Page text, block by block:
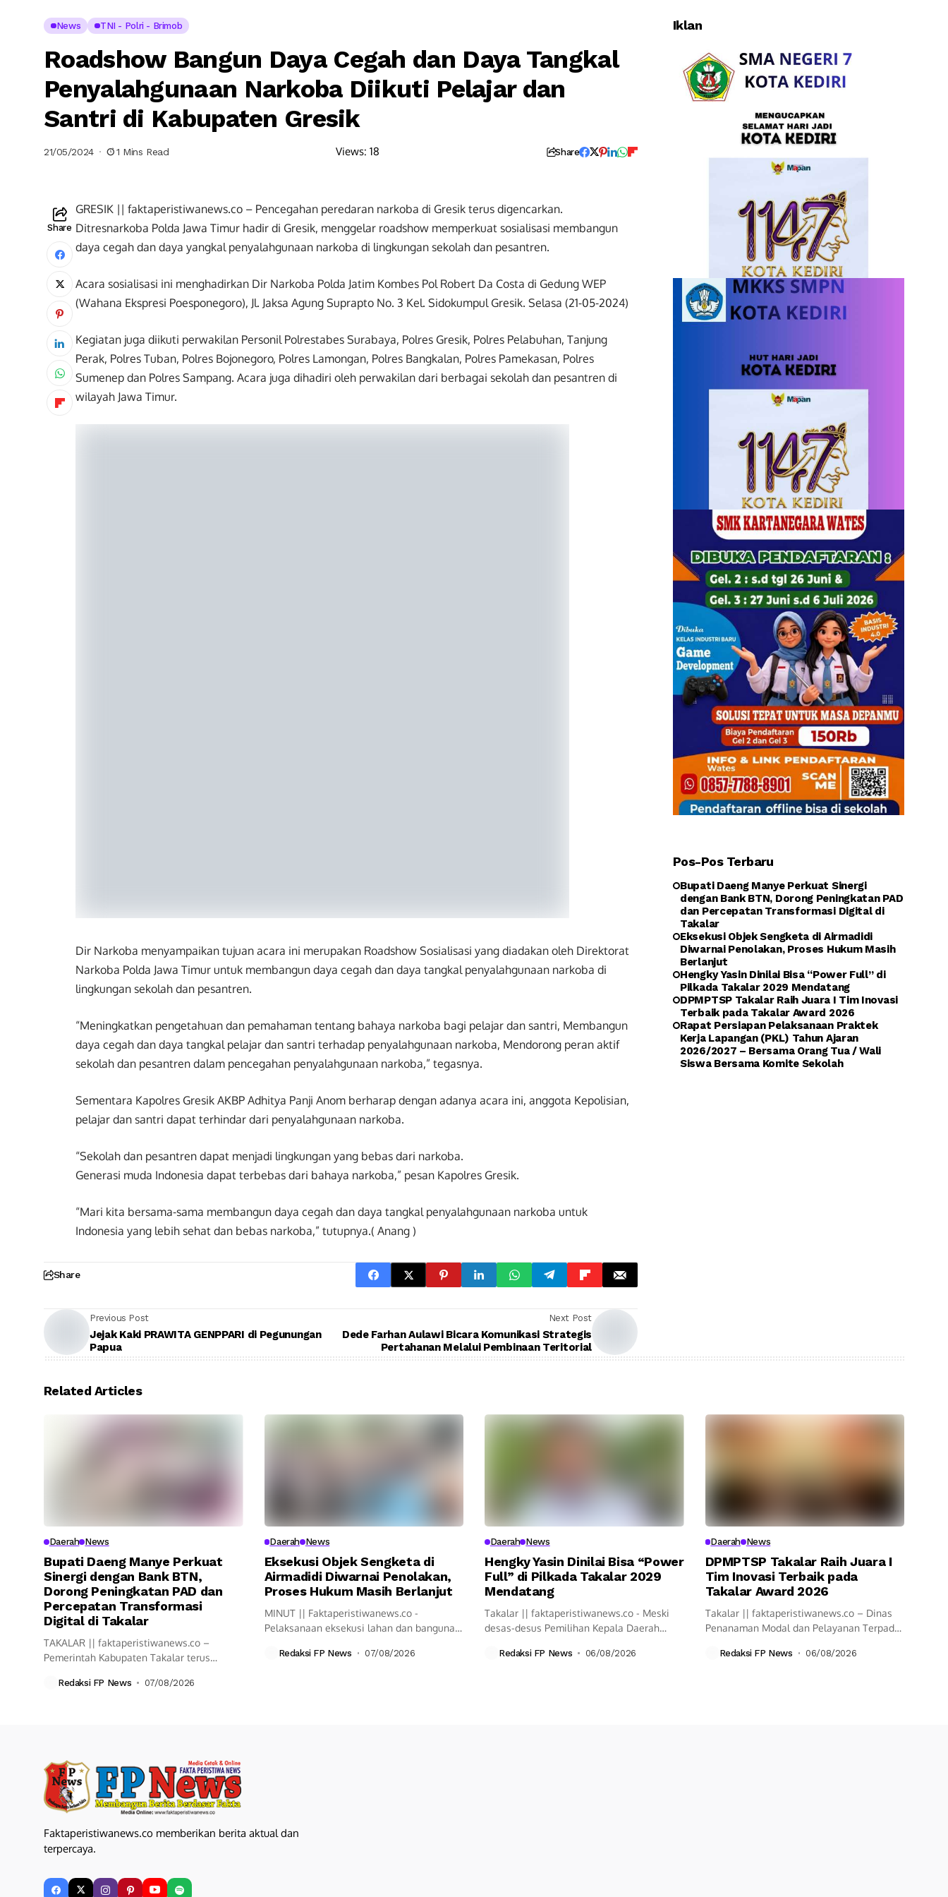
News TNI - Polri - Brimob
Roadshow Bangun Daya Cegah dan Daya Tangkal
Penyalahgunaan Narkoba Diikuti Pelajar dan
Santri di Kabupaten Gresik
21/05/2024 1 Mins Read Views: 18 Share
Share
GRESIK || faktaperistiwanews.co – Pencegahan peredaran narkoba di Gresik terus digencarkan.
Ditresnarkoba Polda Jawa Timur hadir di Gresik, menggelar roadshow memperkuat sosialisasi membangun
daya cegah dan daya yangkal penyalahgunaan narkoba di lingkungan sekolah dan pesantren.
Acara sosialisasi ini menghadirkan Dir Narkoba Polda Jatim Kombes Pol Robert Da Costa di Gedung WEP
(Wahana Ekspresi Poesponegoro), Jl. Jaksa Agung Suprapto No. 3 Kel. Sidokumpul Gresik. Selasa (21-05-2024)
Kegiatan juga diikuti perwakilan Personil Polrestabes Surabaya, Polres Gresik, Polres Pelabuhan, Tanjung
Perak, Polres Tuban, Polres Bojonegoro, Polres Lamongan, Polres Bangkalan, Polres Pamekasan, Polres
Sumenep dan Polres Sampang. Acara juga dihadiri oleh perwakilan dari berbagai sekolah dan pesantren di
wilayah Jawa Timur.
Dir Narkoba menyampaikan tujuan acara ini merupakan Roadshow Sosialisasi yang diadakan oleh Direktorat
Narkoba Polda Jawa Timur untuk membangun daya cegah dan daya tangkal penyalahgunaan narkoba di
lingkungan sekolah dan pesantren.
“Meningkatkan pengetahuan dan pemahaman tentang bahaya narkoba bagi pelajar dan santri, Membangun
daya cegah dan daya tangkal pelajar dan santri terhadap penyalahgunaan narkoba, Mendorong peran aktif
sekolah dan pesantren dalam pencegahan penyalahgunaan narkoba,” tegasnya.
Sementara Kapolres Gresik AKBP Adhitya Panji Anom berharap dengan adanya acara ini, anggota Kepolisian,
pelajar dan santri dapat terhindar dari penyalahgunaan narkoba.
“Sekolah dan pesantren dapat menjadi lingkungan yang bebas dari narkoba.
Generasi muda Indonesia dapat terbebas dari bahaya narkoba,” pesan Kapolres Gresik.
“Mari kita bersama-sama membangun daya cegah dan daya tangkal penyalahgunaan narkoba untuk
Indonesia yang lebih sehat dan bebas narkoba,” tutupnya.( Anang )
Share
Previous Post
Jejak Kaki PRAWITA GENPPARI di Pegunungan
Papua
Next Post
Dede Farhan Aulawi Bicara Komunikasi Strategis
Pertahanan Melalui Pembinaan Teritorial
Iklan
Pos-Pos Terbaru
Bupati Daeng Manye Perkuat Sinergi
dengan Bank BTN, Dorong Peningkatan PAD
dan Percepatan Transformasi Digital di
Takalar
Eksekusi Objek Sengketa di Airmadidi
Diwarnai Penolakan, Proses Hukum Masih
Berlanjut
Hengky Yasin Dinilai Bisa “Power Full” di
Pilkada Takalar 2029 Mendatang
DPMPTSP Takalar Raih Juara I Tim Inovasi
Terbaik pada Takalar Award 2026
Rapat Persiapan Pelaksanaan Praktek
Kerja Lapangan (PKL) Tahun Ajaran
2026/2027 – Bersama Orang Tua / Wali
Siswa Bersama Komite Sekolah
Related Articles
Daerah News
Bupati Daeng Manye Perkuat
Sinergi dengan Bank BTN,
Dorong Peningkatan PAD dan
Percepatan Transformasi
Digital di Takalar
TAKALAR || faktaperistiwanews.co –
Pemerintah Kabupaten Takalar terus
mempercepat...
Redaksi FP News 07/08/2026
Daerah News
Eksekusi Objek Sengketa di
Airmadidi Diwarnai Penolakan,
Proses Hukum Masih Berlanjut
MINUT || Faktaperistiwanews.co -
Pelaksanaan eksekusi lahan dan bangunan
Redaksi FP News 07/08/2026
Daerah News
Hengky Yasin Dinilai Bisa “Power
Full” di Pilkada Takalar 2029
Mendatang
Takalar || faktaperistiwanews.co - Meski
desas-desus Pemilihan Kepala Daerah
Redaksi FP News 06/08/2026
Daerah News
DPMPTSP Takalar Raih Juara I
Tim Inovasi Terbaik pada
Takalar Award 2026
Takalar || faktaperistiwanews.co – Dinas
Penanaman Modal dan Pelayanan Terpadu
Redaksi FP News 06/08/2026
Faktaperistiwanews.co memberikan berita aktual dan
terpercaya.